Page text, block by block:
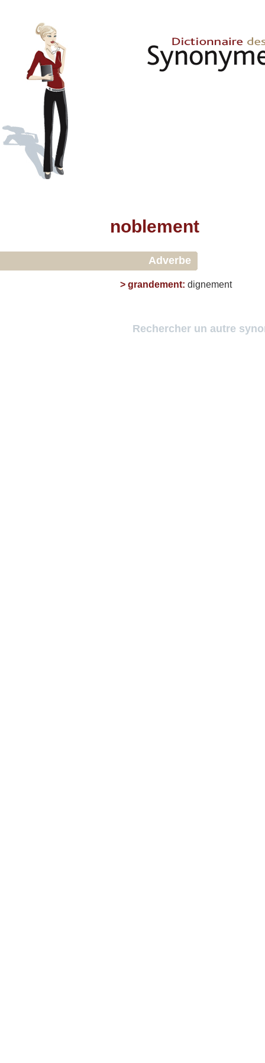
noblement
Adverbe
> grandement: dignement
Rechercher un autre